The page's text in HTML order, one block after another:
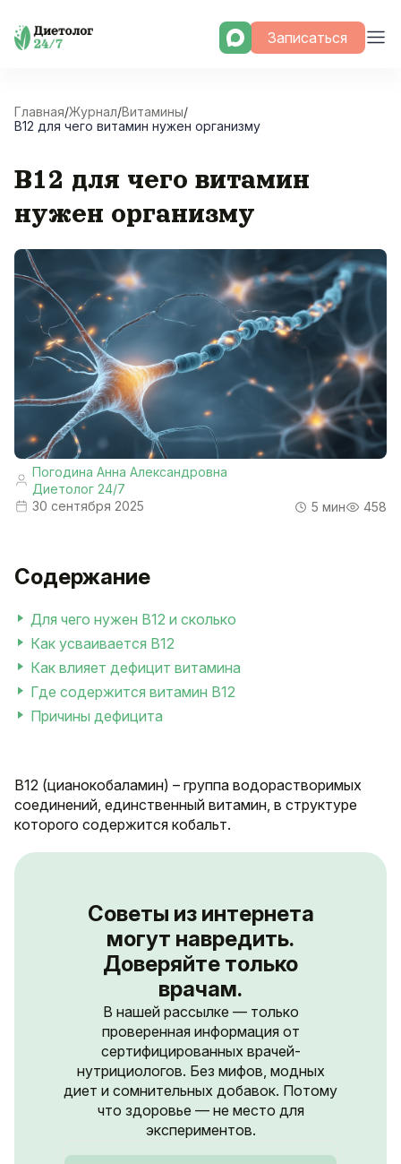
Skip
Записаться
Главная/Журнал/Витамины/
B12 для чего витамин нужен организму
B12 для чего витамин
нужен организму
Погодина Анна Александровна
Диетолог 24/7
30 сентября 2025
5 мин 458
Содержание
Для чего нужен B12 и сколько
Как усваивается B12
Как влияет дефицит витамина
Где содержится витамин В12
Причины дефицита
B12 (цианокобаламин) – группа водорастворимых
соединений, единственный витамин, в структуре
которого содержится кобальт.
Советы из интернета
могут навредить.
Доверяйте только
врачам.
В нашей рассылке — только
проверенная информация от
сертифицированных врачей-
нутрициологов. Без мифов, модных
диет и сомнительных добавок. Потому
что здоровье — не место для
экспериментов.